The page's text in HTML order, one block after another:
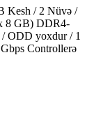
Kesh / 2 Nüvə /
8 GB) DDR4-
ODD yoxdur / 1
Controllerə